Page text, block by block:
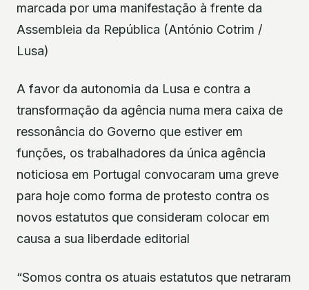
marcada por uma manifestação à frente da
Assembleia da República (António Cotrim /
Lusa)
A favor da autonomia da Lusa e contra a
transformação da agência numa mera caixa de
ressonância do Governo que estiver em
funções, os trabalhadores da única agência
noticiosa em Portugal convocaram uma greve
para hoje como forma de protesto contra os
novos estatutos que consideram colocar em
causa a sua liberdade editorial
“Somos contra os atuais estatutos que netraram